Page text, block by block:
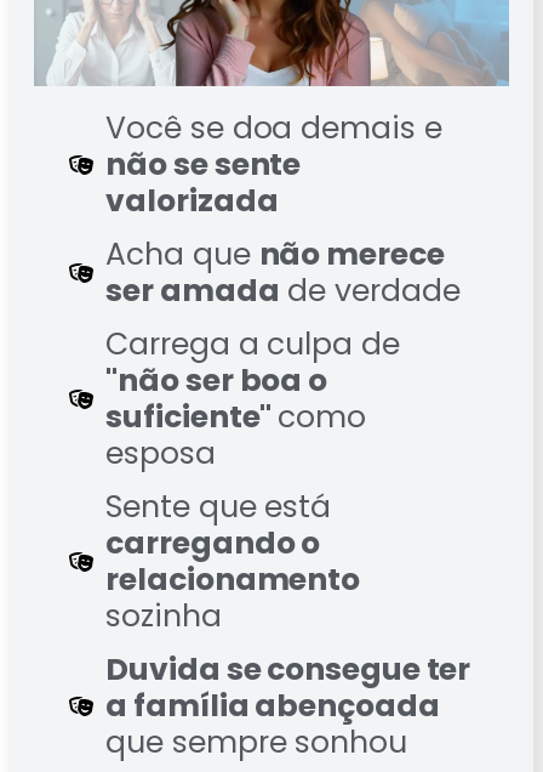
Você se doa demais e
não se sente
valorizada
Acha que não merece
ser amada de verdade
Carrega a culpa de
"não ser boa o
suficiente" como
esposa
Sente que está
carregando o
relacionamento
sozinha
Duvida se consegue ter
a família abençoada
que sempre sonhou